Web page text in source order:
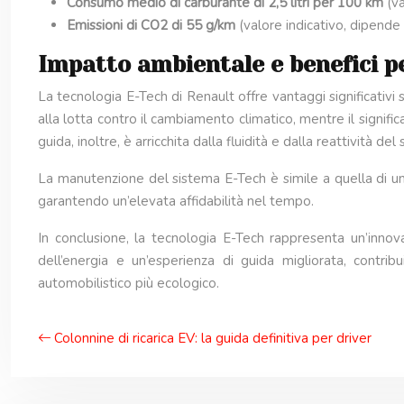
Emissioni di CO2 di 55 g/km (valore indicativo,
Impatto ambientale e benefici
La tecnologia E-Tech di Renault offre vantaggi
alla lotta contro il cambiamento climatico, mentre il
guida, inoltre, è arricchita dalla fluidità e dalla reattività
La manutenzione del sistema E-Tech è simile a quella di
garantendo un’elevata affidabilità nel tempo.
In conclusione, la tecnologia E-Tech rappresenta
dell’energia e un’esperienza di guida migliorata,
automobilistico più ecologico.
Colonnine di ricarica EV: la guida definitiva per driver